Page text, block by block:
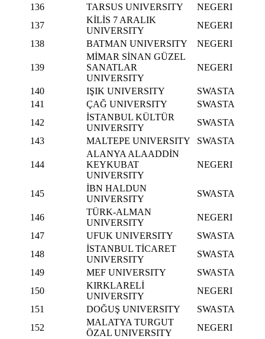
136 TARSUS UNIVERSITY
NEGERI
137
KİLİS 7 ARALIK
UNIVERSITY
NEGERI
138
BATMAN UNIVERSITY NEGERI
139
MİMAR SİNAN GÜZEL
SANATLAR
UNIVERSITY
NEGERI
140 IŞIK UNIVERSITY
SWASTA
141
ÇAĞ UNIVERSITY
SWASTA
142
İSTANBUL KÜLTÜR
UNIVERSITY
SWASTA
143
MALTEPE UNIVERSITY SWASTA
144
ALANYA ALAADDİN
KEYKUBAT
UNIVERSITY
NEGERI
145
İBN HALDUN
UNIVERSITY
SWASTA
146
TÜRK-ALMAN
UNIVERSITY
NEGERI
147
UFUK UNIVERSITY
SWASTA
148
İSTANBUL TİCARET
UNIVERSITY
SWASTA
149
MEF UNIVERSITY
SWASTA
150
KIRKLARELİ
UNIVERSITY
NEGERI
151
DOĞUŞ UNIVERSITY
SWASTA
152
MALATYA TURGUT
ÖZAL UNIVERSITY
NEGERI